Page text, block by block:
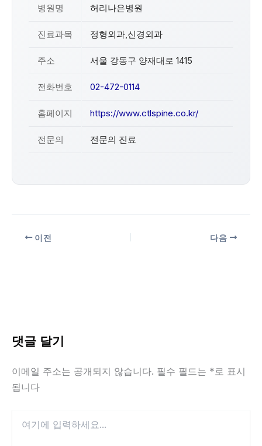
병원명 허리나은병원
진료과목 정형외과,신경외과
주소 서울 강동구 양재대로 1415
전화번호 02-472-0114
홈페이지 https://www.ctlspine.co.kr/
전문의 전문의 진료
이전 다음
댓글 달기
이메일 주소는 공개되지 않습니다. 필수 필드는 *로 표시
됩니다